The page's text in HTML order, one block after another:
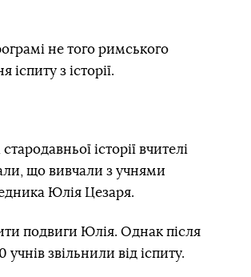
не того римського
з історії.
історії вчителі
що вивчали з учнями
Юлія Цезаря.
подвиги Юлія. Однак після
звільнили від іспиту.